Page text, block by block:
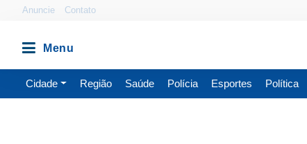
Anuncie Contato
Cidade Região Saúde Polícia Esportes Política